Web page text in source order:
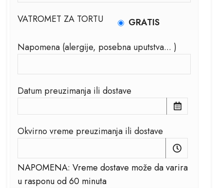
VATROMET ZA TORTU
GRATIS
Napomena (alergije, posebna uputstva... )
Datum preuzimanja ili dostave
Okvirno vreme preuzimanja ili dostave
NAPOMENA: Vreme dostave može da varira
u rasponu od 60 minuta